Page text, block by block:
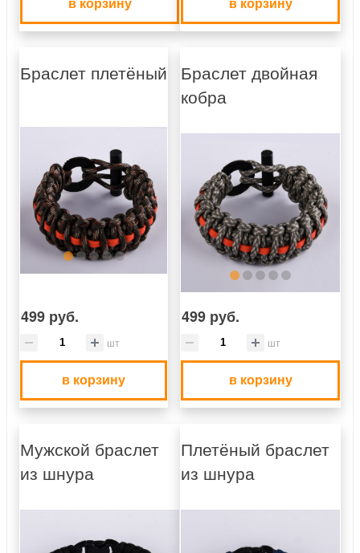
Браслет плетёный
499 руб.
шт
в корзину
Браслет двойная
кобра
499 руб.
шт
в корзину
Мужской браслет
из шнура
Плетёный браслет
из шнура